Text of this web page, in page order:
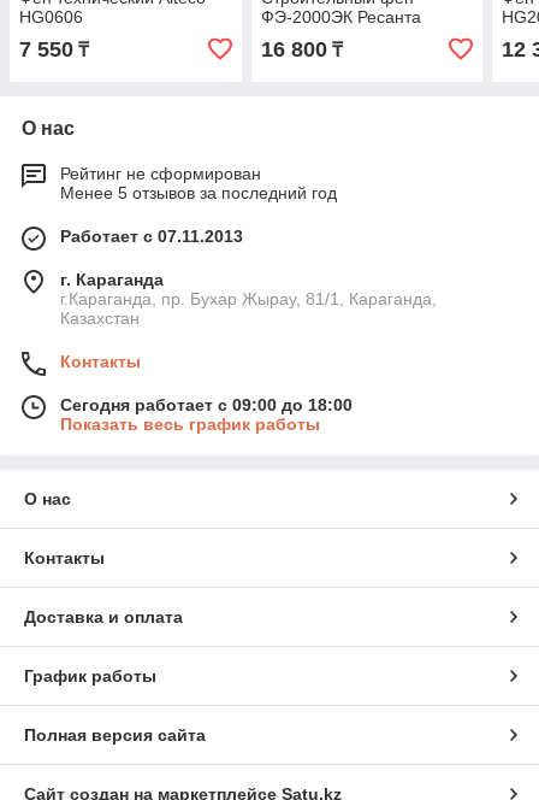
HG0606
7 550 ₸
ФЭ-2000ЭК Ресанта
16 800₸ 12
О нас
Рейтинг не сформирован
Менее 5 отзывов за последний год
Работает с 07.11.2013
г. Караганда
г.Караганда, пр. Бухар Жырау, 81/1, Караганда,
Казахстан
Контакты
Сегодня работает с 09:00 до 18:00
Показать весь график работы
О нас
Контакты
Доставка и оплата
График работы
Полная версия сайта
Сайт создан на маркетплейсе Satu.kz